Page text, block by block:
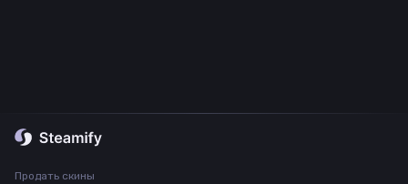
Продать скины